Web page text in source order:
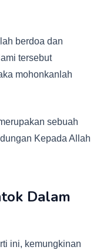
berdoa dan
tersebut
mohonkanlah
sebuah
Kepada Allah
Dalam
ini, kemungkinan